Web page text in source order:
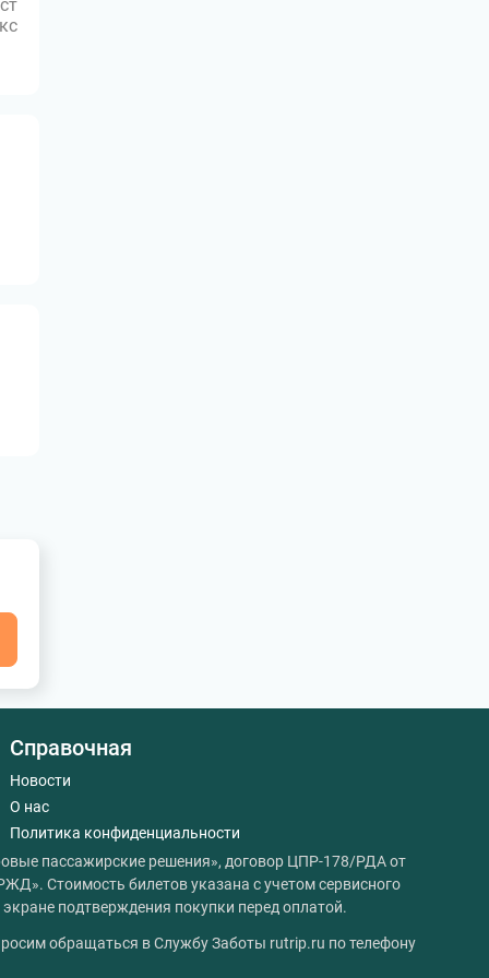
Справочная
Новости
О нас
Политика конфиденциальности
пассажирские решения», договор ЦПР-178/РДА от
Стоимость билетов указана с учетом сервисного
подтверждения покупки перед оплатой.
обращаться в Службу Заботы rutrip.ru по телефону